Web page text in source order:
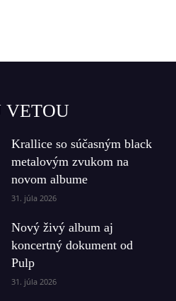
VETOU
Krallice so súčasným black
metalovým zvukom na
novom albume
31. júla 2026
Nový živý album aj
koncertný dokument od
Pulp
31. júla 2026